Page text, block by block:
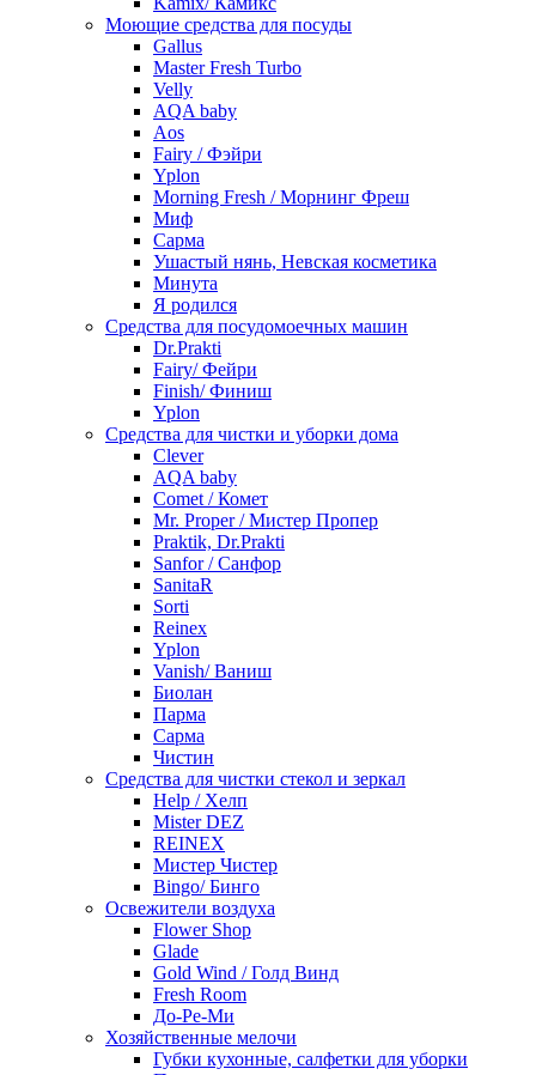
Моющие средства для посуды
Gallus
Master Fresh Turbo
Velly
AQA baby
Aos
Fairy / Фэйри
Yplon
Morning Fresh / Морнинг Фреш
Миф
Сарма
Ушастый нянь, Невская косметика
Минута
Я родился
Средства для посудомоечных машин
Dr.Prakti
Fairy/ Фейри
Finish/ Финиш
Yplon
Средства для чистки и уборки дома
Clever
AQA baby
Comet / Комет
Mr. Proper / Мистер Пропер
Praktik, Dr.Prakti
Sanfor / Санфор
SanitaR
Sorti
Reinex
Yplon
Vanish/ Ваниш
Биолан
Парма
Сарма
Чистин
Средства для чистки стекол и зеркал
Help / Хелп
Mister DEZ
REINEX
Мистер Чистер
Bingo/ Бинго
Освежители воздуха
Flower Shop
Glade
Gold Wind / Голд Винд
Fresh Room
До-Ре-Ми
Хозяйственные мелочи
Губки кухонные, салфетки для уборки